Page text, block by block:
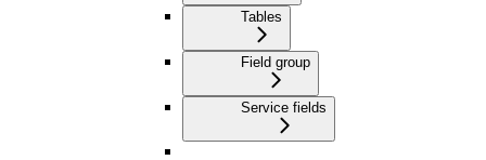
Tables
Field group
Service fields